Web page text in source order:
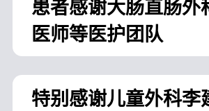
患者感谢大肠直肠外
医师等医护团队
特别感谢儿童外科李